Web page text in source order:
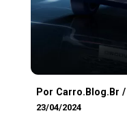
Por Carro.Blog.Br
23/04/2024